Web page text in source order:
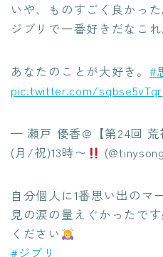
いや、ものすごく良かった
ジブリで一番好きだなこれ
あなたのことが大好き。 #
pic.twitter.com/sqbse5vTqr
— 瀬戸 優香@【第24回 荒
(月/祝)13時〜
自分個人に1番思い出のマ
見の涙の量えぐかったで
ください
#ジブリ